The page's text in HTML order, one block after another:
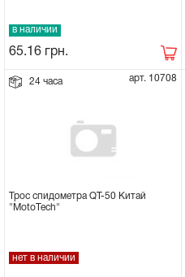
в наличии
65.16 грн.
24 часа арт. 10708
Трос спидометра QT-50 Китай
"MotoTech"
нет в наличии